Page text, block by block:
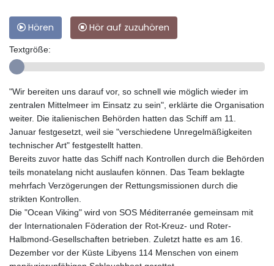
Hören Hör auf zuzuhören
Textgröße:
"Wir bereiten uns darauf vor, so schnell wie möglich wieder im
zentralen Mittelmeer im Einsatz zu sein", erklärte die Organisation
weiter. Die italienischen Behörden hatten das Schiff am 11.
Januar festgesetzt, weil sie "verschiedene Unregelmäßigkeiten
technischer Art" festgestellt hatten.
Bereits zuvor hatte das Schiff nach Kontrollen durch die Behörden
teils monatelang nicht auslaufen können. Das Team beklagte
mehrfach Verzögerungen der Rettungsmissionen durch die
strikten Kontrollen.
Die "Ocean Viking" wird von SOS Méditerranée gemeinsam mit
der Internationalen Föderation der Rot-Kreuz- und Roter-
Halbmond-Gesellschaften betrieben. Zuletzt hatte es am 16.
Dezember vor der Küste Libyens 114 Menschen von einem